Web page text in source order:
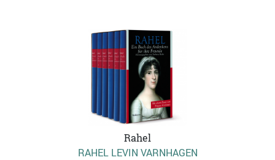
Rahel
RAHEL LEVIN VARNHAGEN